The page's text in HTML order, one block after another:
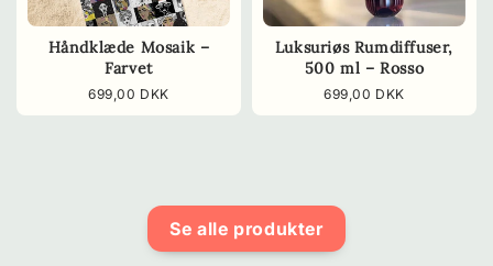
Håndklæde Mosaik –
Farvet
Normalpris
699,00 DKK
Luksuriøs Rumdiffuser,
500 ml – Rosso
Normalpris
699,00 DKK
Se alle produkter